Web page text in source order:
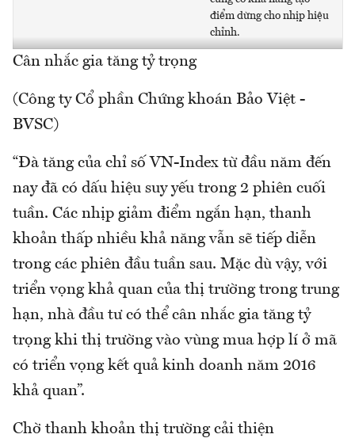
điểm dừng cho nhịp hiệu
chỉnh.
Cân nhắc gia tăng tỷ trọng
(Công ty Cổ phần Chứng khoán Bảo Việt -
BVSC)
“Đà tăng của chỉ số VN-Index từ đầu năm đến
nay đã có dấu hiệu suy yếu trong 2 phiên cuối
tuần. Các nhịp giảm điểm ngắn hạn, thanh
khoản thấp nhiều khả năng vẫn sẽ tiếp diễn
trong các phiên đầu tuần sau. Mặc dù vậy, với
triển vọng khả quan của thị trường trong trung
hạn, nhà đầu tư có thể cân nhắc gia tăng tỷ
trọng khi thị trường vào vùng mua hợp lí ở mã
có triển vọng kết quả kinh doanh năm 2016
khả quan”.
Chờ thanh khoản thị trường cải thiện